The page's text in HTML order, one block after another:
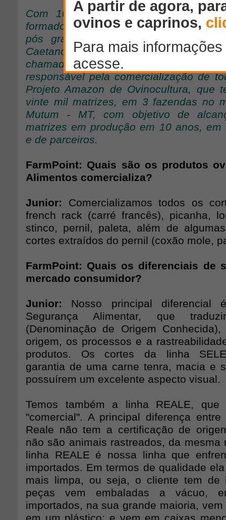
Com 10 anos de experiência no
formado em administração de
pós graduação em Finanças pela
Caetano Junior, ou simplesmente
chamado, é diretor executivo da Nova
responsável pela comercialização de
Projeto Amazon de Ovinocultura, que
vinte mil matrizes, em 3 fazendas no
Mutum - MT, com objetivo de
matrizes em produção em 10 anos, em
e de parceiros.
FarmPoint: Quais são os produtos
Alimentos comercializa?
Junior: Comercializamos todos os
french rack (carré francês), picanha,
stinco, pernil, paleta, além de
cortes extraídos do pernil (coxão mole,
FarmPoint: Quais os diferenciais de
mercado consumidor?
Junior: Nosso principal diferencial
Segurança Alimentar, que
(Denominação de Origem
origem, os processos e a
produtos. Os cortes da linha
garantia de uma carne tenra, macia e
possuírem um excelente aspecto visual.
Temos também a linha REALE,
"comercial". A principal diferença
Reale não tem a certificação de
não são animais rastreados, da mesma
linha REALE é nossa linha que
importados. Em termos de qualidade
mais limpa, ou seja, o cliente tem de
peças vem embaladas a vácuo,
importados, na sua grande maioria,